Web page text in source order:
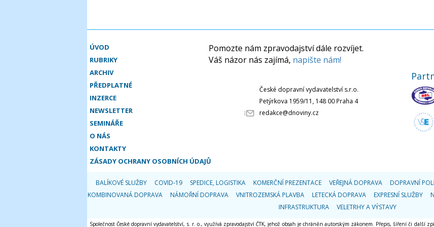
ÚVOD
RUBRIKY
ARCHIV
PŘEDPLATNÉ
INZERCE
NEWSLETTER
SEMINÁŘE
O NÁS
KONTAKTY
ZÁSADY OCHRANY OSOBNÍCH ÚDAJŮ
Pomozte nám zpravodajství dále rozvíjet.
Váš názor nás zajímá, napište nám!
České dopravní vydavatelství s.r.o.
Petýrkova 1959/11, 148 00 Praha 4
redakce@dnoviny.cz
BALÍKOVÉ SLUŽBY COVID-19 SPEDICE, LOGISTIKA KOMERČNÍ PREZENTACE VEŘEJNÁ DOPRAVA DOPRAVNÍ
KOMBINOVANÁ DOPRAVA
NÁMOŘNÍ DOPRAVA VNITROZEMSKÁ PLAVBA LETECKÁ DOPRAVA EXPRESNÍ SLUŽBY
INFRASTRUKTURA
VELETRHY A VÝSTAVY
Společnost České dopravní vydavatelství, s. r. o., využívá zpravodajství ČTK, jehož obsah je chráněn autorským zákonem. Přepis, šíření či další